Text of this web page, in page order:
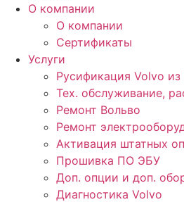
О компании
О компании
Сертификаты
Услуги
Русификация Volvo
Тех. обслуживание,
Ремонт Вольво
Ремонт
Активация штатных
Прошивка ПО ЭБУ
Доп. опции и доп.
Диагностика Volvo